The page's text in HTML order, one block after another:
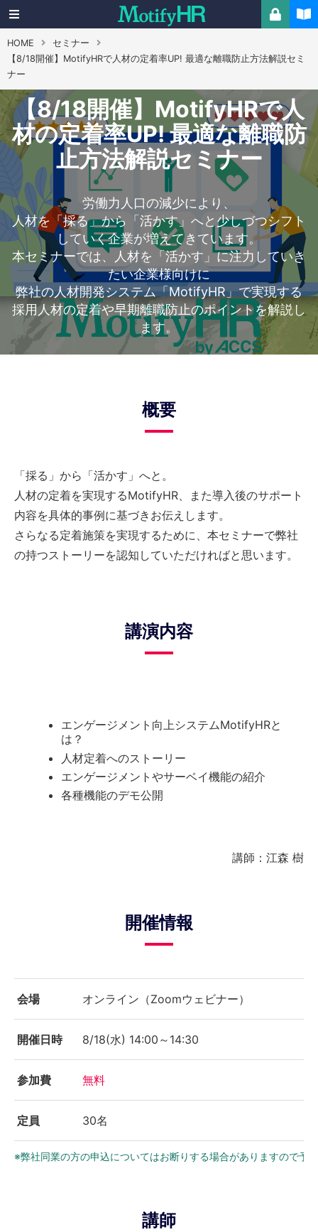
HOME
セミナー
【8/18開催】MotifyHRで人材の定着率UP! 最適な離職防止方法解説セミ
ナー
【8/18開催】MotifyHRで人
材の定着率UP! 最適な離職防
止方法解説セミナー
労働力人口の減少により、
人材を「採る」から「活かす」へと少しづつシフト
していく企業が増えてきています。
本セミナーでは、人材を「活かす」に注力していき
たい企業様向けに
弊社の人材開発システム「MotifyHR」で実現する
採用人材の定着や早期離職防止のポイントを解説し
ます。
概要
「採る」から「活かす」へと。
人材の定着を実現するMotifyHR、また導入後のサポート
内容を具体的事例に基づきお伝えします。
さらなる定着施策を実現するために、本セミナーで弊社
の持つストーリーを認知していただければと思います。
講演内容
エンゲージメント向上システムMotifyHRと
は？
人材定着へのストーリー
エンゲージメントやサーベイ機能の紹介
各種機能のデモ公開
講師：江森 樹
開催情報
会場 オンライン（Zoomウェビナー）
開催日時 8/18(水) 14:00～14:30
参加費 無料
定員 30名
※弊社同業の方の申込についてはお断りする場合がありますので予
講師